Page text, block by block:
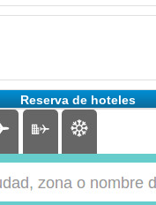
Reserva de hoteles